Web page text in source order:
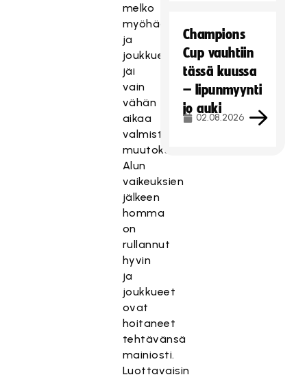
melko
myöhään
ja
joukkueilla
jäi
vain
vähän
aikaa
valmistautua
muutokseen.
Alun
vaikeuksien
jälkeen
homma
on
rullannut
hyvin
ja
joukkueet
ovat
hoitaneet
tehtävänsä
mainiosti.
Luottavaisin
Champions
Cup vauhtiin
tässä kuussa
– lipunmyynti
jo auki
02.08.2026